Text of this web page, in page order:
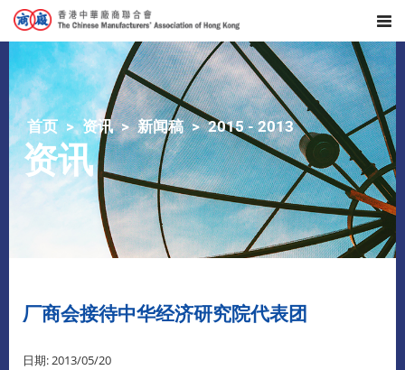
首页 资讯 新闻稿 2015 - 2013
资讯
厂商会接待中华经济研究院代表团
日期: 2013/05/20